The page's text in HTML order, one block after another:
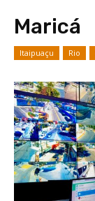
Maricá
Itaipuaçu Rio